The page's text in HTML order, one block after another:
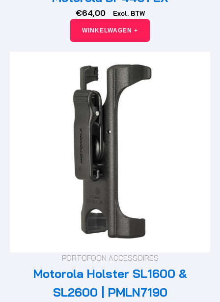
€64,00 Excl. BTW
WINKELWAGEN +
PORTOFOON ACCESSOIRES
Motorola Holster SL1600 &
SL2600 | PMLN7190